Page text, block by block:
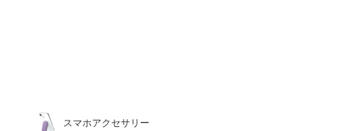
スマホアクセサリー